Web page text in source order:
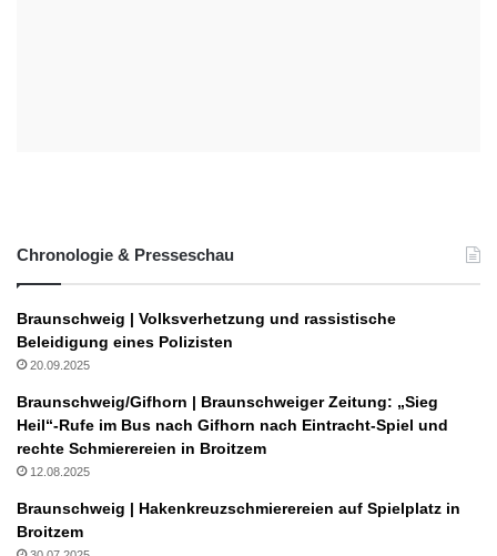
Chronologie & Presseschau
Braunschweig | Volksverhetzung und rassistische
Beleidigung eines Polizisten
20.09.2025
Braunschweig/Gifhorn | Braunschweiger Zeitung: „Sieg
Heil“-Rufe im Bus nach Gifhorn nach Eintracht-Spiel und
rechte Schmierereien in Broitzem
12.08.2025
Braunschweig | Hakenkreuzschmierereien auf Spielplatz in
Broitzem